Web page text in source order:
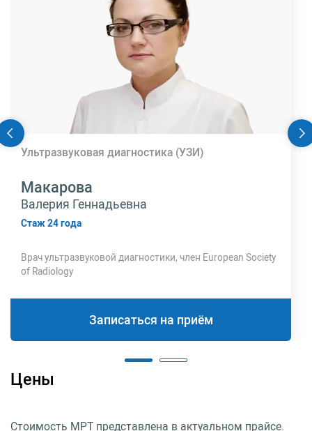
Ультразвуковая диагностика (УЗИ)
Макарова
Валерия Геннадьевна
Стаж 24 года
Врач ультразвуковой диагностики, член European Society
of Radiology
Записаться на приём
Цены
Стоимость МРТ представлена в актуальном прайсе.